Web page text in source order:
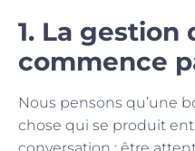
1. La gestion
commence
Nous pensons qu’une
chose qui se produit